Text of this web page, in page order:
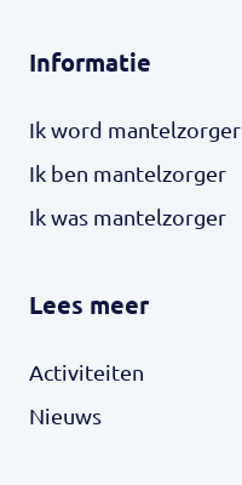
Informatie
Ik word mantelzorger
Ik ben mantelzorger
Ik was mantelzorger
Lees meer
Activiteiten
Nieuws